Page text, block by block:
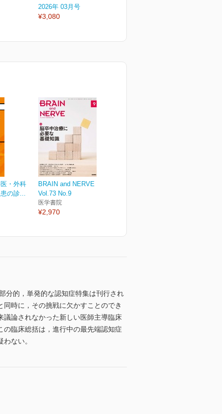
2026年 03月号
¥3,080
・外科
の診...
BRAIN and NERVE
Vol.73 No.9
医学書院
¥2,970
分的，単発的な認知症特集は刊行され
時に，その挑戦に欠かすことのでき
議論されなかった新しい医師主導臨床
臨床総括は，進行中の最先端認知症
ない。